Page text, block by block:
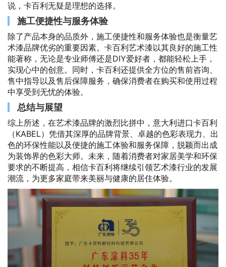
说，卡百利无疑是理想的选择。
施工便捷性与服务体验
除了产品本身的品质外，施工便捷性和服务体验也是衡量艺
术漆品牌优劣的重要因素。卡百利艺术漆以其良好的施工性
能著称，无论是专业师傅还是DIY爱好者，都能轻松上手，
实现心中的创意。同时，卡百利还提供全方位的售前咨询、
售中指导以及售后保障服务，确保消费者在购买和使用过程
中享受到无忧的体验。
总结与展望
综上所述，在艺术漆品牌的激烈比拼中，意大利进口卡百利
（KABEL）凭借其深厚的品牌背景、卓越的色彩表现力、出
色的环保性能以及便捷的施工体验和服务保障，脱颖而出成
为装饰界的色彩大师。未来，随着消费者对家居美学和环保
要求的不断提高，相信卡百利将继续引领艺术漆行业的发展
潮流，为更多家庭带来美丽与健康的居住体验。